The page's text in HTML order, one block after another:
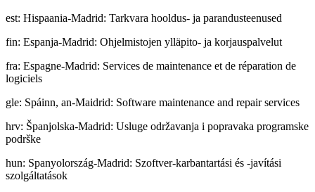
est: Hispaania-Madrid: Tarkvara hooldus- ja parandusteenused
fin: Espanja-Madrid: Ohjelmistojen ylläpito- ja korjauspalvelut
fra: Espagne-Madrid: Services de maintenance et de réparation de
logiciels
gle: Spáinn, an-Maidrid: Software maintenance and repair services
hrv: Španjolska-Madrid: Usluge održavanja i popravaka programske
podrške
hun: Spanyolország-Madrid: Szoftver-karbantartási és -javítási
szolgáltatások